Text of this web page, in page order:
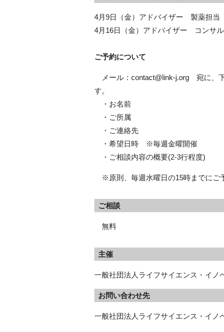
4月9日（金）アドバイザー 製薬担
4月16日（金）アドバイザー コンサ
ご予約について
メール：contact@link-j.org 宛に、
す。
・お名前
・ご所属
・ご連絡先
・希望日時 ※毎週金曜開催
・ご相談内容の概要(2-3行程度)
※原則、毎週水曜日の15時までにご
ご相談
無料
主催
一般社団法人ライフサイエンス・イノ
お問い合わせ先
一般社団法人ライフサイエンス・イノ